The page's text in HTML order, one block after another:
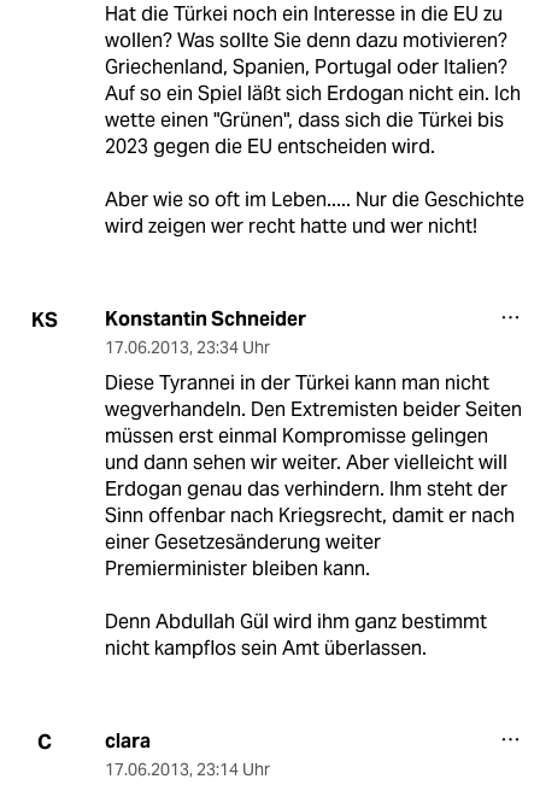
Hat die Türkei noch ein Interesse in die EU zu
wollen? Was sollte Sie denn dazu motivieren?
Griechenland, Spanien, Portugal oder Italien?
Auf so ein Spiel läßt sich Erdogan nicht ein. Ich
wette einen "Grünen", dass sich die Türkei bis
2023 gegen die EU entscheiden wird.
Aber wie so oft im Leben..... Nur die Geschichte
wird zeigen wer recht hatte und wer nicht!
KS Konstantin Schneider
17.06.2013, 23:34 Uhr
Diese Tyrannei in der Türkei kann man nicht
wegverhandeln. Den Extremisten beider Seiten
müssen erst einmal Kompromisse gelingen
und dann sehen wir weiter. Aber vielleicht will
Erdogan genau das verhindern. Ihm steht der
Sinn offenbar nach Kriegsrecht, damit er nach
einer Gesetzesänderung weiter
Premierminister bleiben kann.
Denn Abdullah Gül wird ihm ganz bestimmt
nicht kampflos sein Amt überlassen.
C clara
17.06.2013, 23:14 Uhr